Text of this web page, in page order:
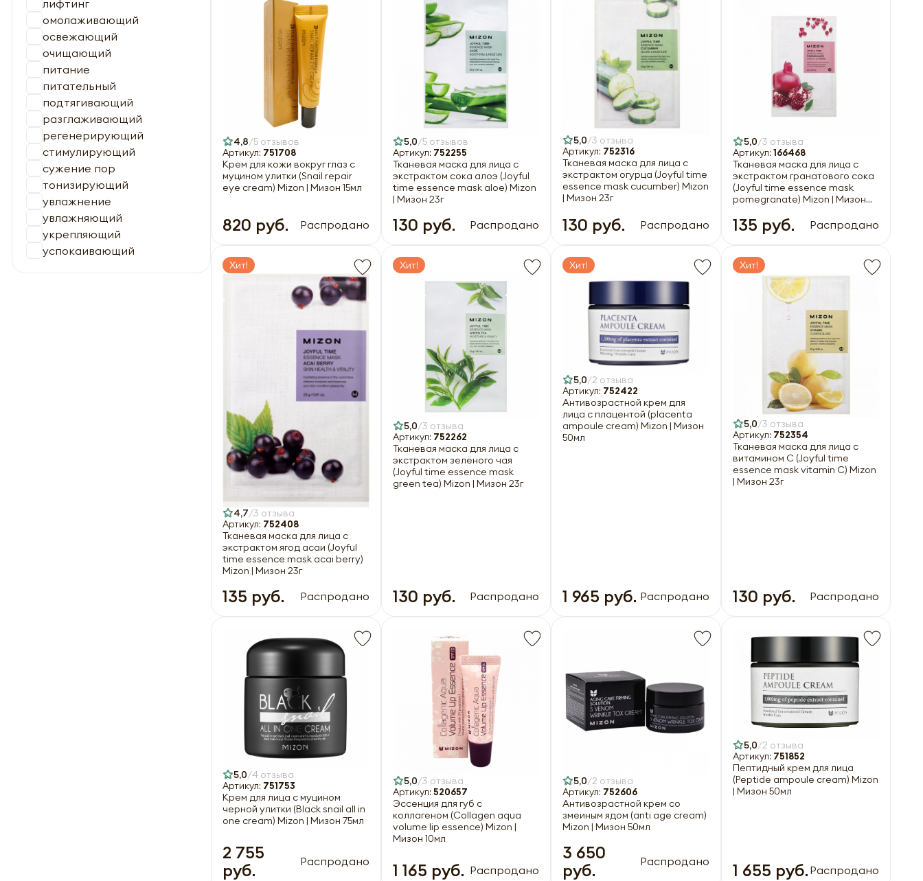
лифтинг
омолаживающий
освежающий
очищающий
питание
питательный
подтягивающий
разглаживающий
регенерирующий
стимулирующий
сужение пор
тонизирующий
увлажнение
увлажняющий
укрепляющий
успокаивающий
4,8 5 отзывов
Артикул: 751708
Крем для кожи вокруг глаз с
муцином улитки (Snail repair
eye cream) Mizon | Мизон 15мл
820 руб. Распродано
5,0 5 отзывов
Артикул: 752255
Тканевая маска для лица с
экстрактом сока алоэ (Joyful
time essence mask aloe) Mizon
| Мизон 23г
130 руб. Распродано
5,0 3 отзыва
Артикул: 752316
Тканевая маска для лица с
экстрактом огурца (Joyful time
essence mask cucumber) Mizon
| Мизон 23г
130 руб. Распродано
5,0 3 отзыва
Артикул: 166468
Тканевая маска для лица с
экстрактом гранатового сока
(Joyful time essence mask
pomegranate) Mizon | Мизон
135 руб. Распродано
Хит!
4,7 3 отзыва
Артикул: 752408
Тканевая маска для лица с
экстрактом ягод асаи (Joyful
time essence mask acai berry)
Mizon | Мизон 23г
135 руб. Распродано
Хит!
5,0 3 отзыва
Артикул: 752262
Тканевая маска для лица с
экстрактом зелёного чая
(Joyful time essence mask
green tea) Mizon | Мизон 23г
130 руб. Распродано
Хит!
5,0 2 отзыва
Артикул: 752422
Антивозрастной крем для
лица с плацентой (placenta
ampoule cream) Mizon | Мизон
50мл
1 965 руб. Распродано
Хит!
5,0 3 отзыва
Артикул: 752354
Тканевая маска для лица с
витамином С (Joyful time
essence mask vitamin C) Mizon
| Мизон 23г
130 руб. Распродано
5,0 4 отзыва
Артикул: 751753
Крем для лица с муцином
черной улитки (Black snail all in
one cream) Mizon | Мизон 75мл
2 755
руб.
Распродано
5,0 3 отзыва
Артикул: 520657
Эссенция для губ с
коллагеном (Collagen aqua
volume lip essence) Mizon |
Мизон 10мл
1 165 руб. Распродано
5,0 2 отзыва
Артикул: 752606
Антивозрастной крем со
змеиным ядом (anti age cream)
Mizon | Мизон 50мл
3 650
руб.
Распродано
5,0 2 отзыва
Артикул: 751852
Пептидный крем для лица
(Peptide ampoule cream) Mizon
| Мизон 50мл
1 655 руб. Распродано